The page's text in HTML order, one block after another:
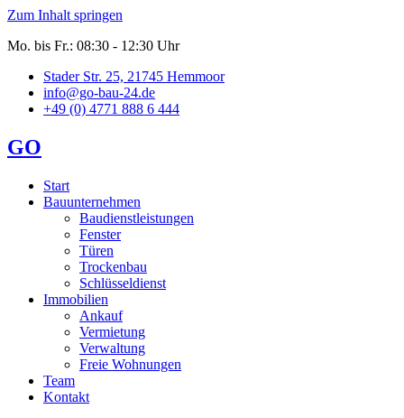
Zum Inhalt springen
Mo. bis Fr.: 08:30 - 12:30 Uhr
Stader Str. 25, 21745 Hemmoor
info@go-bau-24.de
+49 (0) 4771 888 6 444
GO
Start
Bauunternehmen
Baudienstleistungen
Fenster
Türen
Trockenbau
Schlüsseldienst
Immobilien
Ankauf
Vermietung
Verwaltung
Freie Wohnungen
Team
Kontakt